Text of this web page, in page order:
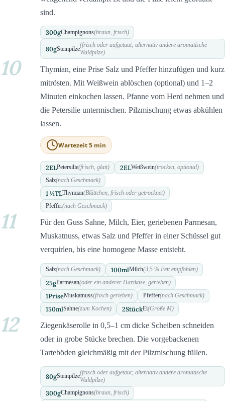
sind.
300gChampignons(braun, frisch)
80gSteinpilze
(frisch oder aufgetaut; alternativ andere aromatische
Waldpilze)
10
Thymian, eine Prise Salz und Pfeffer hinzufügen und kurz
mitrösten. Mit Weißwein ablöschen (optional) und 1–2
Minuten einkochen lassen. Pfanne vom Herd nehmen und
die Petersilie untermischen. Pilzmischung etwas abkühlen
lassen.
Wartezeit 5 min
2ELPetersilie(frisch, glatt) 2ELWeißwein(trocken, optional)
Salz(nach Geschmack)
1 ½TLThymian(Blättchen, frisch oder getrocknet)
Pfeffer(nach Geschmack)
11
Für den Guss Sahne, Milch, Eier, geriebenen Parmesan,
Muskatnuss, etwas Salz und Pfeffer in einer Schüssel gut
verquirlen, bis eine homogene Masse entsteht.
Salz(nach Geschmack) 100mlMilch(3,5 % Fett empfohlen)
25gParmesan(oder ein anderer Hartkäse, gerieben)
1PriseMuskatnuss(frisch gerieben) Pfeffer(nach Geschmack)
150mlSahne(zum Kochen) 2StückEi(Größe M)
12
Ziegenkäserolle in 0,5–1 cm dicke Scheiben schneiden
oder in grobe Stücke brechen. Die vorgebackenen
Tarteböden gleichmäßig mit der Pilzmischung füllen.
80gSteinpilze
(frisch oder aufgetaut; alternativ andere aromatische
Waldpilze)
300gChampignons(braun, frisch)